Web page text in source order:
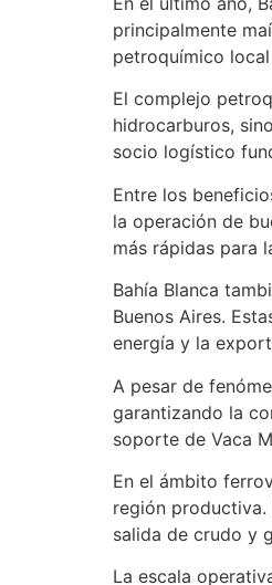
principalmente
petroquímico
El complejo
hidrocarburos,
socio logístico
Entre los
la operación de
más rápidas para
Bahía Blanca
Buenos Aires.
energía y la
A pesar de
garantizando la
soporte de Vaca
En el ámbito
región productiva.
salida de crudo y
La escala